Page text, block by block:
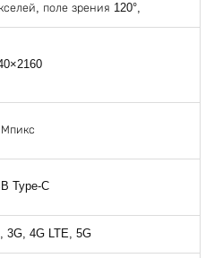
поле зрения 120°,
Type-C
3G, 4G LTE, 5G